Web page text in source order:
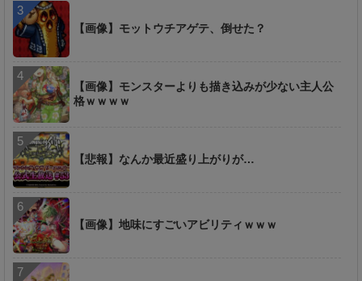
【画像】モットウチアゲテ、倒せた？
【画像】モンスターよりも描き込みが少ない主人公
格ｗｗｗｗ
【悲報】なんか最近盛り上がりが…
【画像】地味にすごいアビリティｗｗｗ